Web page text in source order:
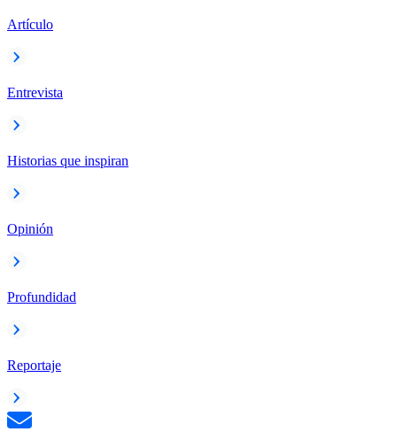
Artículo
Entrevista
Historias que inspiran
Opinión
Profundidad
Reportaje